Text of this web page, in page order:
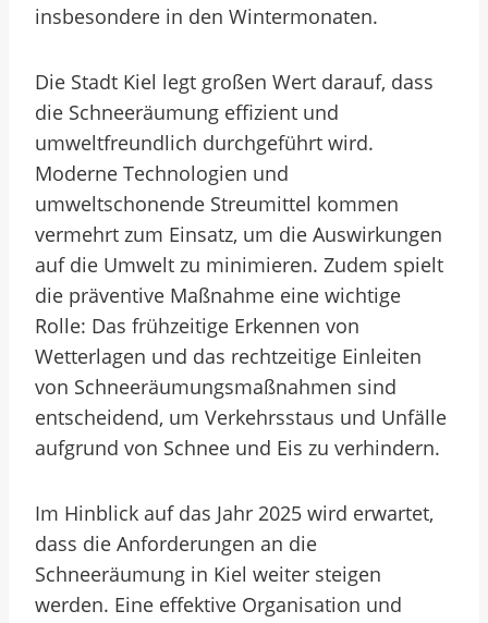
insbesondere in den Wintermonaten.
Die Stadt Kiel legt großen Wert darauf, dass
die Schneeräumung effizient und
umweltfreundlich durchgeführt wird.
Moderne Technologien und
umweltschonende Streumittel kommen
vermehrt zum Einsatz, um die Auswirkungen
auf die Umwelt zu minimieren. Zudem spielt
die präventive Maßnahme eine wichtige
Rolle: Das frühzeitige Erkennen von
Wetterlagen und das rechtzeitige Einleiten
von Schneeräumungsmaßnahmen sind
entscheidend, um Verkehrsstaus und Unfälle
aufgrund von Schnee und Eis zu verhindern.
Im Hinblick auf das Jahr 2025 wird erwartet,
dass die Anforderungen an die
Schneeräumung in Kiel weiter steigen
werden. Eine effektive Organisation und